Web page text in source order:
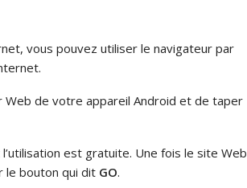
vous pouvez utiliser le navigateur par
Web de votre appareil Android et de taper
est gratuite. Une fois le site Web
le bouton qui dit GO.